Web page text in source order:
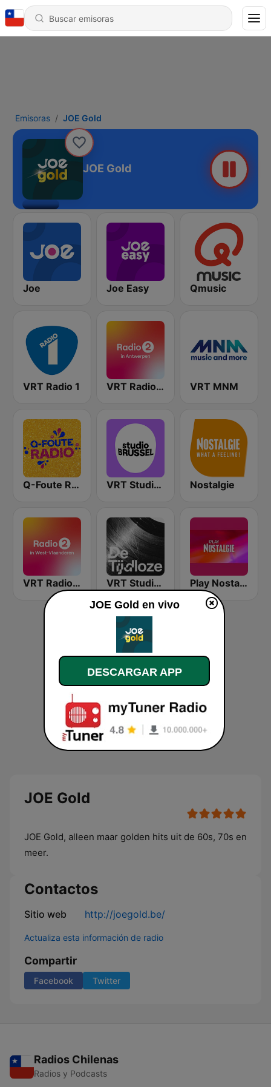
Emisoras JOE Gold
JOE Gold
Joe Joe Easy Qmusic
VRT Radio 1 VRT Radio 2 Antwerpen VRT MNM
Q-Foute Radio VRT Studio Brussel Nostalgie
VRT Radio 2 West-Vlaanderen VRT Studio Brussel - De Tijdloze Play Nostalgie Vlaanderen
JOE Gold
JOE Gold, alleen maar golden hits uit de 60s, 70s en
meer.
Contactos
Sitio web http://joegold.be/
Actualiza esta información de radio
Compartir
Facebook Twitter
Radios Chilenas
Radios y Podcasts
JOE Gold en vivo
DESCARGAR APP